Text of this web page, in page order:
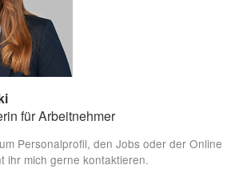
für Arbeitnehmer
Personalprofil, den Jobs oder der Online
ihr mich gerne kontaktieren.